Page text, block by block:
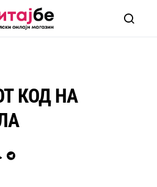
КОД НА